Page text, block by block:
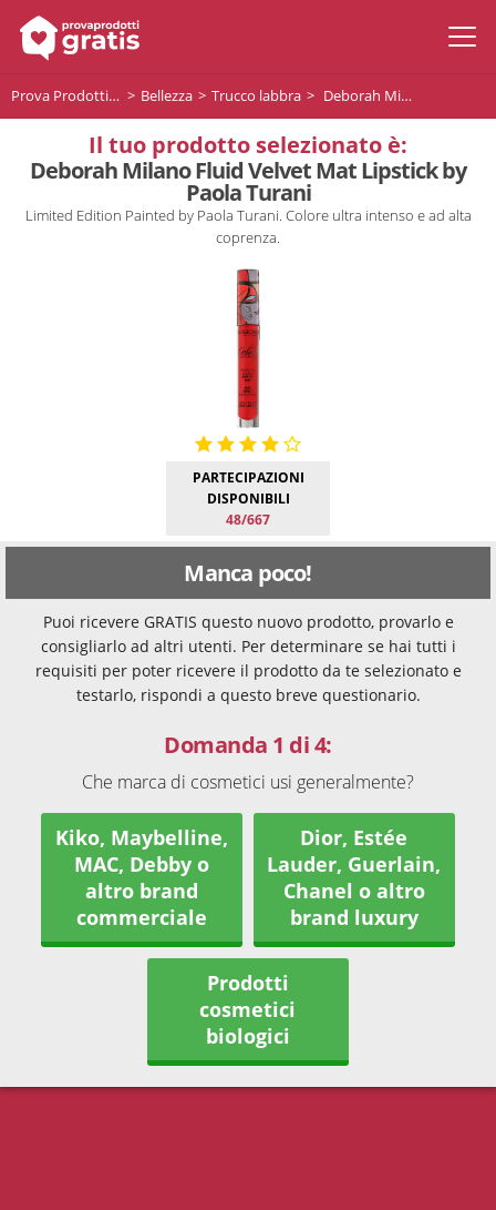
Prova Prodotti Gratis Bellezza Trucco labbra Deborah Milano Fluid Velvet Mat Lipstick by Paola Turani
Il tuo prodotto selezionato è:
Deborah Milano Fluid Velvet Mat Lipstick by
Paola Turani
Limited Edition Painted by Paola Turani. Colore ultra intenso e ad alta
coprenza.
PARTECIPAZIONI
DISPONIBILI
48/667
Manca poco!
Puoi ricevere GRATIS questo nuovo prodotto, provarlo e
consigliarlo ad altri utenti. Per determinare se hai tutti i
requisiti per poter ricevere il prodotto da te selezionato e
testarlo, rispondi a questo breve questionario.
Domanda 1 di 4:
Che marca di cosmetici usi generalmente?
Kiko, Maybelline,
MAC, Debby o
altro brand
commerciale
Dior, Estée
Lauder, Guerlain,
Chanel o altro
brand luxury
Prodotti
cosmetici
biologici